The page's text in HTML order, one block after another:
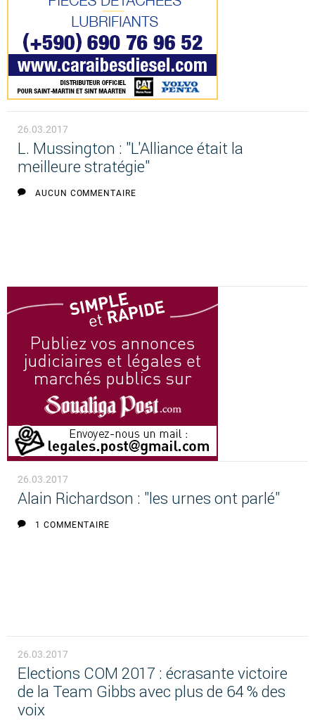
26.03.2017
L. Mussington : "L'Alliance était la
meilleure stratégie"
AUCUN COMMENTAIRE
26.03.2017
Alain Richardson : "les urnes ont parlé"
1 COMMENTAIRE
26.03.2017
Elections COM 2017 : écrasante victoire
de la Team Gibbs avec plus de 64 % des
voix